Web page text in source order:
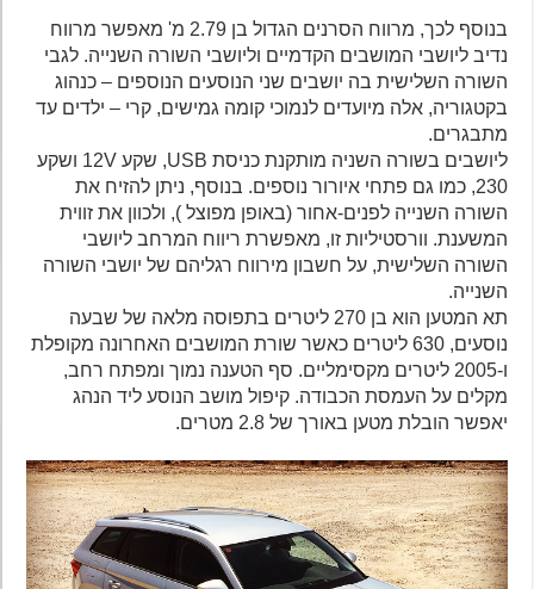
בנוסף לכך, מרווח הסרנים הגדול בן 2.79 מ' מאפשר מרווח
נדיב ליושבי המושבים הקדמיים וליושבי השורה השנייה. לגבי
השורה השלישית בה יושבים שני הנוסעים הנוספים – כנהוג
בקטגוריה, אלה מיועדים לנמוכי קומה גמישים, קרי – ילדים עד
מתבגרים.
ליושבים בשורה השניה מותקנת כניסת USB, שקע 12V ושקע
230, כמו גם פתחי איורור נוספים. בנוסף, ניתן להזיח את
השורה השנייה לפנים-אחור (באופן מפוצל ), ולכוון את זווית
המשענת. וורסטיליות זו, מאפשרת ריווח המרחב ליושבי
השורה השלישית, על חשבון מירווח רגליהם של יושבי השורה
השנייה.
תא המטען הוא בן 270 ליטרים בתפוסה מלאה של שבעה
נוסעים, 630 ליטרים כאשר שורת המושבים האחרונה מקופלת
ו-2005 ליטרים מקסימליים. סף הטענה נמוך ומפתח רחב,
מקלים על העמסת הכבודה. קיפול מושב הנוסע ליד הנהג
יאפשר הובלת מטען באורך של 2.8 מטרים.